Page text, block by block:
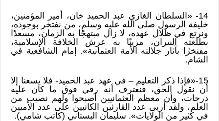
14- «السلطان الغازي عبد الحميد خان، أمير المؤمنين،
خليفة الرسول صلى الله عليه وسلم، من نفتخر بوجوده،
ونرتع في ظلال عهده، لا زال مبتهجًا به الزمان، مسعدًا
بطلعته النيران، مزينًا به عرش الخلافة الإسلامية،
مفتخرًا بآثار جلالته الأمة العثمانية». إمام الشافعية في
الشام.
15-«فإذا ذكر التعليم – في عهد عبد الحميد- فلا يسعنا إلا
أن نقول الحق، فنعترف أنه رقي فوق ما كان عليه
درجات، وأن معظم العثمانيين أصبحوا ولهم نصيب من
العلم، ولقد أربى عدد القارئين الكاتبين على عدد الأميين
في كثير من الولايات». سليمان البستاني (كاتب شامي).